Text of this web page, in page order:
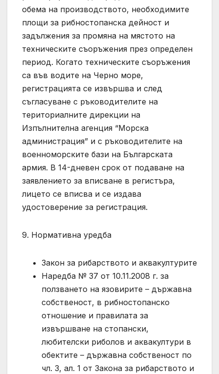
обема на производството, необходимите
площи за рибностопанска дейност и
задължения за промяна на мястото на
техническите съоръжения през определен
период. Когато техническите съоръжения
са във водите на Черно море,
регистрацията се извършва и след
съгласуване с ръководителите на
териториалните дирекции на
Изпълнителна агенция “Морска
администрация” и с ръководителите на
военноморските бази на Българската
армия. В 14-дневен срок от подаване на
заявлението за вписване в регистъра,
лицето се вписва и се издава
удостоверение за регистрация.
9. Нормативна уредба
Закон за рибарството и аквакултурите
Наредба № 37 от 10.11.2008 г. за
ползването на язовирите – държавна
собственост, в рибностопанско
отношение и правилата за
извършване на стопански,
любителски риболов и аквакултури в
обектите – държавна собственост по
чл. 3, ал. 1 от Закона за рибарството и